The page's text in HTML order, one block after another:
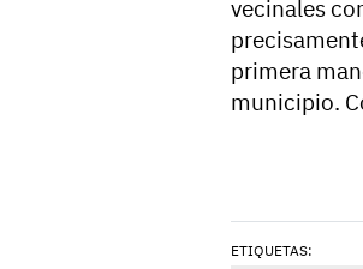
vecinales
primera
municipio.
ETIQUETAS: